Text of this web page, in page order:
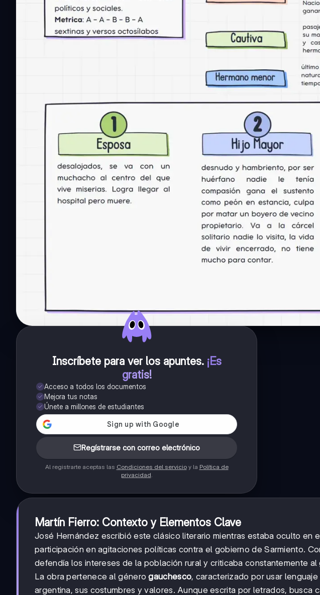
Inscríbete para ver los apuntes. ¡Es
gratis!
Acceso a todos los documentos
Mejora tus notas
Únete a millones de estudiantes
Regístrarse con correo electrónico
Al registrarte aceptas las Condiciones del servicioy la Política de
privacidad.
Martín Fierro: Contexto y Elementos Clave
José Hernández escribió este clásico literario mientras estaba oculto en
participación en agitaciones políticas contra el gobierno de Sarmiento.
defendía los intereses de la población rural y criticaba constantemente
La obra pertenece al génerogauchesco, caracterizado por usar
argentina, sus costumbres y valores. Aunque escrita por letrados, busca